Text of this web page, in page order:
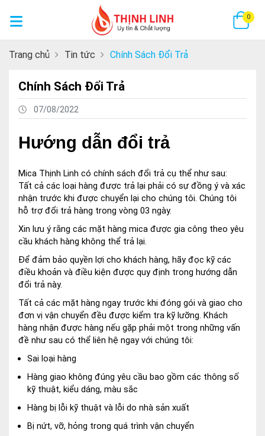
0
Trang chủ Tin tức Chính Sách Đổi Trả
Chính Sách Đổi Trả
07/08/2022
Hướng dẫn đổi trả
Mica Thịnh Linh có chính sách đổi trả cụ thể như sau:
Tất cả các loại hàng được trả lại phải có sự đồng ý và xác
nhận trước khi được chuyển lại cho chúng tôi. Chúng tôi
hỗ trợ đổi trả hàng trong vòng 03 ngày.
Xin lưu ý rằng các mặt hàng mica được gia công theo yêu
cầu khách hàng không thể trả lại.
Để đảm bảo quyền lợi cho khách hàng, hãy đọc kỹ các
điều khoản và điều kiện được quy định trong hướng dẫn
đổi trả này.
Tất cả các mặt hàng ngay trước khi đóng gói và giao cho
đơn vị vận chuyển đều được kiểm tra kỹ lưỡng. Khách
hàng nhận được hàng nếu gặp phải một trong những vấn
đề như sau có thể liên hệ ngay với chúng tôi:
Sai loại hàng
Hàng giao không đúng yêu cầu bao gồm các thông số
kỹ thuật, kiểu dáng, màu sắc
Hàng bị lỗi kỹ thuật và lỗi do nhà sản xuất
Bị nứt, vỡ, hỏng trong quá trình vận chuyển